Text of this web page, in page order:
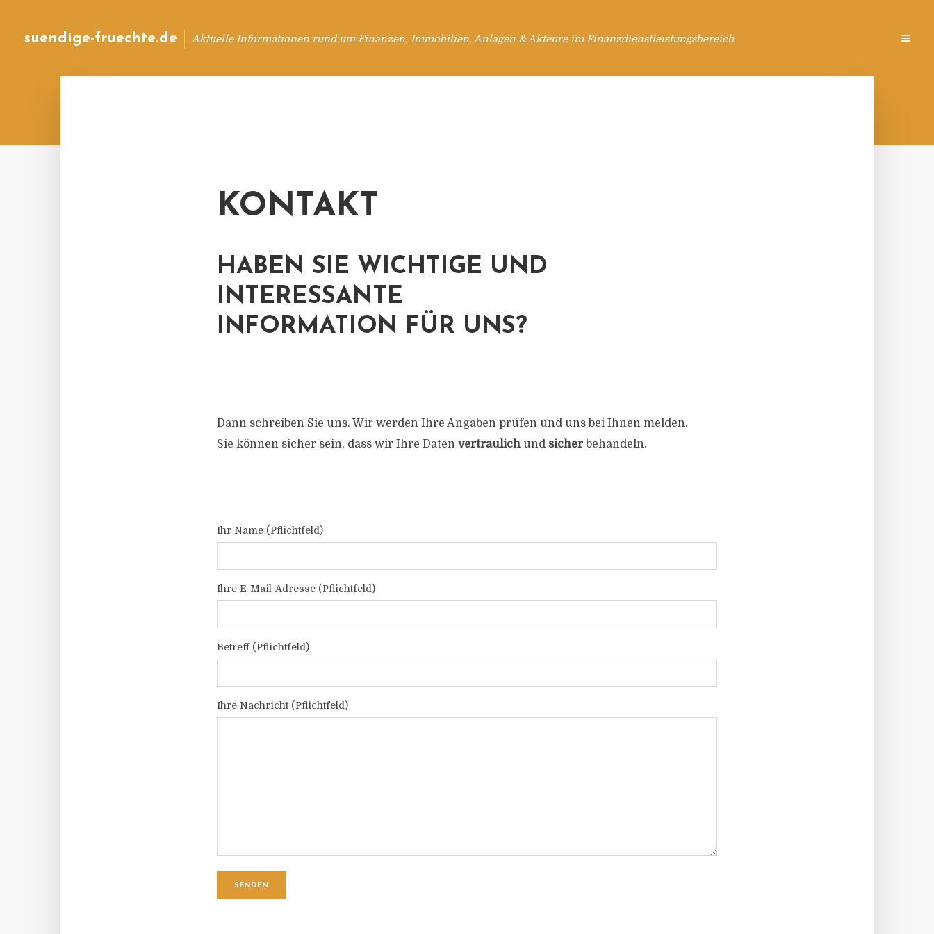
suendige-fruechte.de Aktuelle Informationen rund um Finanzen, Immobilien, Anlagen & Akteure im Finanzdienstleistungsbereich
KONTAKT
HABEN SIE WICHTIGE UND
INTERESSANTE
INFORMATION FÜR UNS?
Dann schreiben Sie uns. Wir werden Ihre Angaben prüfen und uns bei Ihnen melden.
Sie können sicher sein, dass wir Ihre Daten vertraulich und sicher behandeln.
Ihr Name (Pflichtfeld)
Ihre E-Mail-Adresse (Pflichtfeld)
Betreff (Pflichtfeld)
Ihre Nachricht (Pflichtfeld)